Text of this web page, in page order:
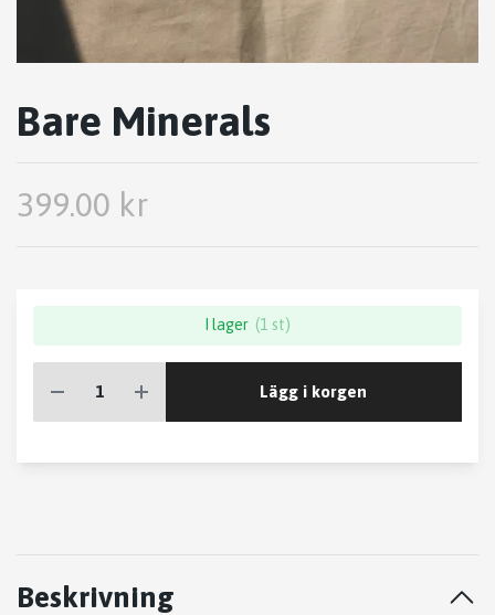
Bare Minerals
399.00 kr
I lager (1 st)
Lägg i korgen
Beskrivning